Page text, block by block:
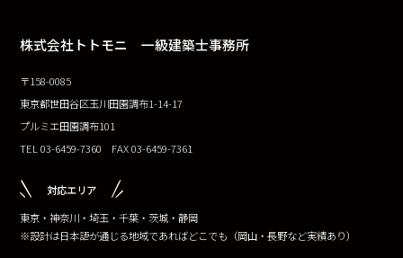
株式会社トトモニ 一級建築士事務所
〒158-0085
東京都世田谷区玉川田園調布1-14-17
プルミエ田園調布101
TEL 03-6459-7360 FAX 03-6459-7361
対応エリア
東京・神奈川・埼玉・千葉・茨城・静岡
※設計は日本語が通じる地域であればどこでも（岡山・長野など実績あり）